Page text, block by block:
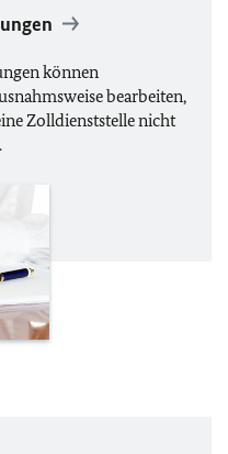
können
bearbeiten,
Zolldienststelle nicht